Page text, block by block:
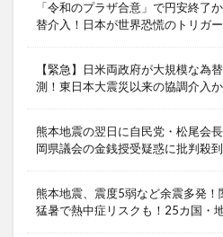
「令和のプラザ合意」で円安終了
替介入！日本が世界恐慌のトリガ
【緊急】日米両政府が大規模な為
測！東日本大震災以来の協調介入
熊本地震の翌日に自民党・松尾会
岡県議会の金銭授受疑惑に批判殺到
熊本地震、震度5弱など余震多発
猛暑で熱中症リスクも！25カ国・